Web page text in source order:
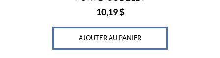
10,19$
AJOUTER AU PANIER